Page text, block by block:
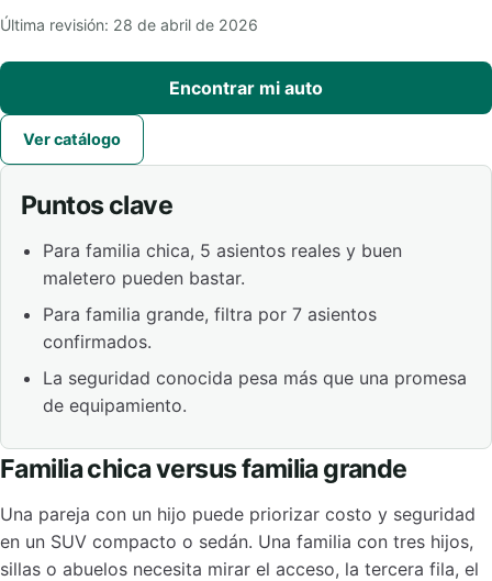
Última revisión: 28 de abril de 2026
Encontrar mi auto
Ver catálogo
Puntos clave
Para familia chica, 5 asientos reales y buen
maletero pueden bastar.
Para familia grande, filtra por 7 asientos
confirmados.
La seguridad conocida pesa más que una promesa
de equipamiento.
Familia chica versus familia grande
Una pareja con un hijo puede priorizar costo y seguridad
en un SUV compacto o sedán. Una familia con tres hijos,
sillas o abuelos necesita mirar el acceso, la tercera fila, el